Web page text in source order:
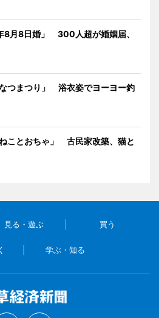
8月8日婚」 300人超が婚姻届、
つまつり」 浴衣姿でヨーヨー釣
ことおちゃ」 古民家改築、猫と
見る・遊ぶ 買う
学ぶ・知る